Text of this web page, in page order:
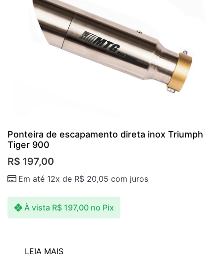
Ponteira de escapamento direta inox Triumph
Tiger 900
R$ 197,00
Em até 12x de R$ 20,05 com juros
À vista R$197,00 no Pix
LEIA MAIS